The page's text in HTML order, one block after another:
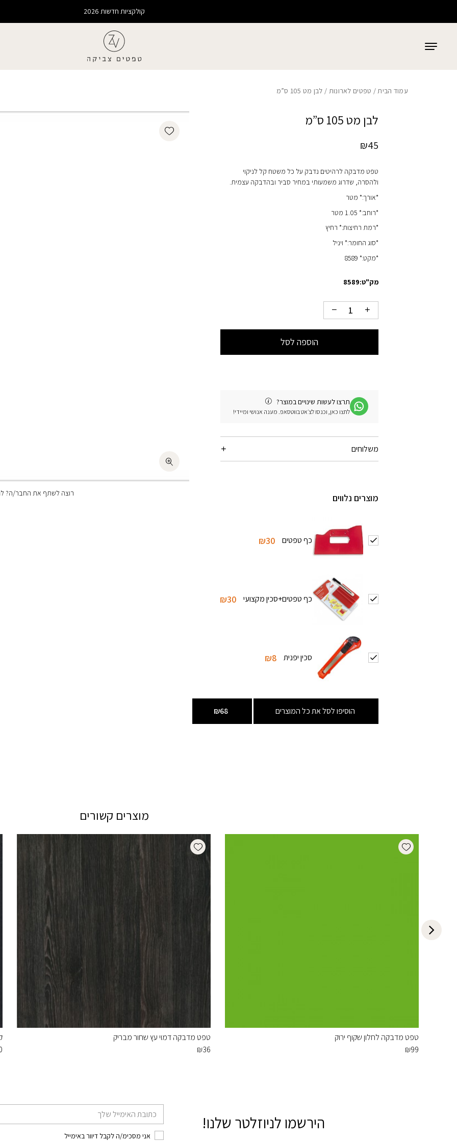
קולקציות חדשות 2026
עמוד הבית/ טפטים לארונות / לבן מט 105 ס”מ
לבן מט 105 ס”מ
₪45
טפט מדבקה לרהיטים נדבק על כל משטח קל לניקוי
ולהסרה, שדרוג משמעותי במחיר סביר ובהדבקה עצמית.
*אורך:* מטר
*רוחב:* 1.05 מטר
*רמת רחיצות:* רחיץ
*סוג החומר:* ויניל
*מקט:* 8589
מק"ט:8589
הוספה לסל
תרצו לעשות שינויים במוצר?
לחצו כאן, וכנסו לצ׳אט בווטסאפ. מענה אנושי ומיידי!
משלוחים
מוצרים נלווים
כף טפטים ₪30
כף טפטים+סכין מקצועי ₪30
סכין יפנית ₪8
הוסיפו לסל את כל המוצרים ₪68
Add wishlist
רוצה לשתף את החבר/ה?
מוצרים קשורים
Add wishlist
טפט מדבקה לחלון שקוף ירוק
₪99
Add wishlist
טפט מדבקה דמוי עץ שחור מבריק
₪36
הירשמו לניוזלטר שלנו!
אני מסכימ/ה לקבל דיוור באימייל